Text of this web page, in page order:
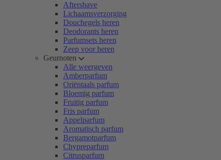
Aftershave
Lichaamsverzorging
Douchegels heren
Deodorants heren
Parfumsets heren
Zeep voor heren
Geurnoten
Alle weergeven
Amberparfum
Oriëntaals parfum
Bloemig parfum
Fruitig parfum
Fris parfum
Appelparfum
Aromatisch parfum
Bergamotparfum
Chypreparfum
Citrusparfum